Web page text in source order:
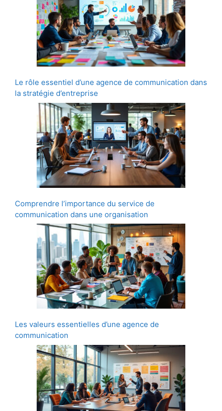
Le rôle essentiel d’une agence de communication dans
la stratégie d’entreprise
Comprendre l’importance du service de
communication dans une organisation
Les valeurs essentielles d’une agence de
communication